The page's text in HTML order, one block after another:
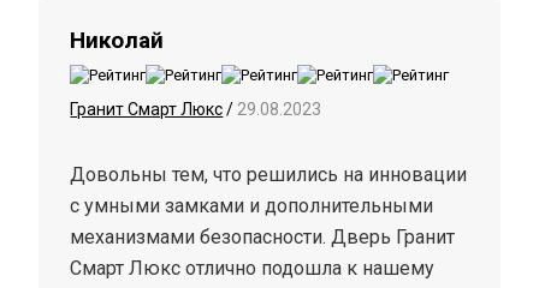
Николай
Гранит Смарт Люкс/ 29.08.2023
Довольны тем, что решились на инновации
с умными замками и дополнительными
механизмами безопасности. Дверь Гранит
Смарт Люкс отлично подошла к нашему